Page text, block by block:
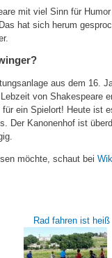
mit viel Sinn für
hat sich herum
aus dem 16.
von Shakespeare
ein Spielort! Heute ist
Der Kanonenhof ist
möchte, schaut bei
Rad fahren ist heiß